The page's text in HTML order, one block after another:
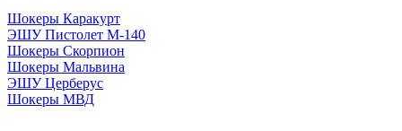
Шокеры Каракурт
ЭШУ Пистолет М-140
Шокеры Скорпион
Шокеры Мальвина
ЭШУ Церберус
Шокеры МВД